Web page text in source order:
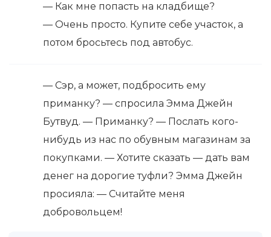
— Как мне попасть на кладбище?
— Очень просто. Купите себе участок, а
потом бросьтесь под автобус.
— Сэр, а может, подбросить ему
приманку? — спросила Эмма Джейн
Бутвуд. — Приманку? — Послать кого-
нибудь из нас по обувным магазинам за
покупками. — Хотите сказать — дать вам
денег на дорогие туфли? Эмма Джейн
просияла: — Считайте меня
добровольцем!